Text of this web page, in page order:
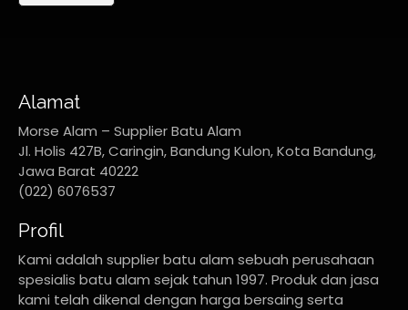
Alamat
Morse Alam – Supplier Batu Alam
Jl. Holis 427B, Caringin, Bandung Kulon, Kota Bandung,
Jawa Barat 40222
(022) 6076537
Profil
Kami adalah supplier batu alam sebuah perusahaan
spesialis batu alam sejak tahun 1997. Produk dan jasa
kami telah dikenal dengan harga bersaing serta